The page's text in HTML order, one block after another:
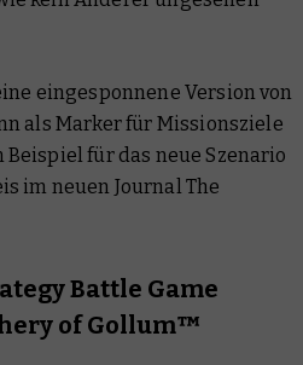
eingesponnene Version von
als Marker für Missionsziele
für das neue Szenario
im neuen Journal The
Battle Game
of Gollum™